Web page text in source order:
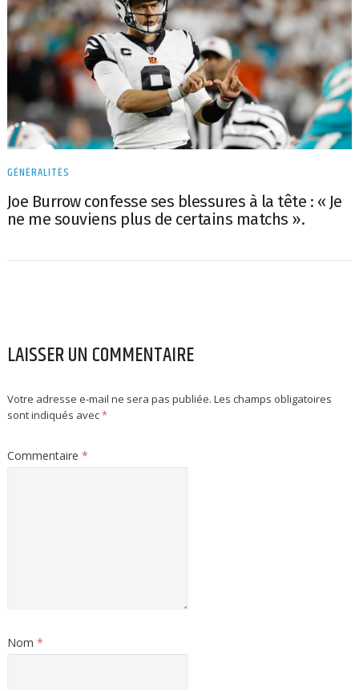
GÉNÉRALITÉS
Joe Burrow confesse ses blessures à la tête : « Je
ne me souviens plus de certains matchs ».
LAISSER UN COMMENTAIRE
Votre adresse e-mail ne sera pas publiée. Les champs obligatoires
sont indiqués avec*
Commentaire *
Nom *